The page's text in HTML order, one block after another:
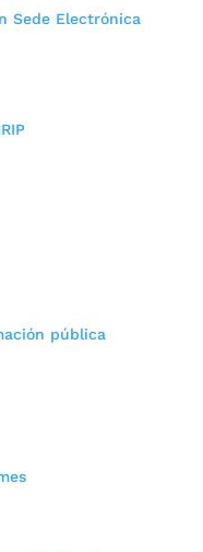
Sede Electrónica
pública
de la
un escenario de
La
Descargue audio:
de Acción Comunal
en el marco
Es […]